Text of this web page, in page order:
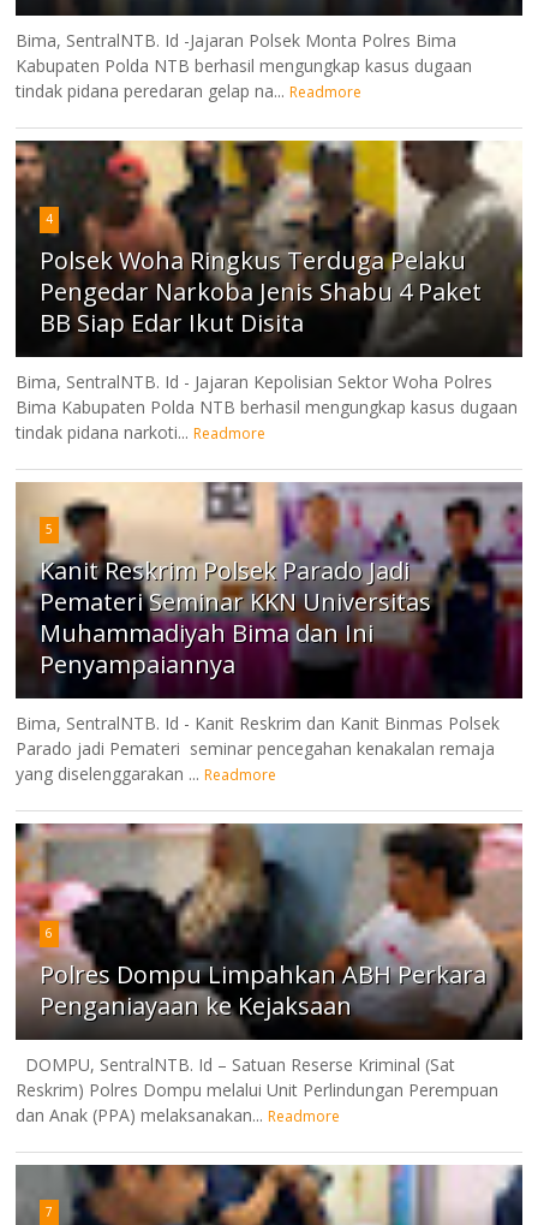
Bima, SentralNTB. Id -Jajaran Polsek Monta Polres Bima
Kabupaten Polda NTB berhasil mengungkap kasus dugaan
tindak pidana peredaran gelap na... Readmore
4
Polsek Woha Ringkus Terduga Pelaku
Pengedar Narkoba Jenis Shabu 4 Paket
BB Siap Edar Ikut Disita
Bima, SentralNTB. Id - Jajaran Kepolisian Sektor Woha Polres
Bima Kabupaten Polda NTB berhasil mengungkap kasus dugaan
tindak pidana narkoti... Readmore
5
Kanit Reskrim Polsek Parado Jadi
Pemateri Seminar KKN Universitas
Muhammadiyah Bima dan Ini
Penyampaiannya
Bima, SentralNTB. Id - Kanit Reskrim dan Kanit Binmas Polsek
Parado jadi Pemateri seminar pencegahan kenakalan remaja
yang diselenggarakan ... Readmore
6
Polres Dompu Limpahkan ABH Perkara
Penganiayaan ke Kejaksaan
DOMPU, SentralNTB. Id – Satuan Reserse Kriminal (Sat
Reskrim) Polres Dompu melalui Unit Perlindungan Perempuan
dan Anak (PPA) melaksanakan... Readmore
7